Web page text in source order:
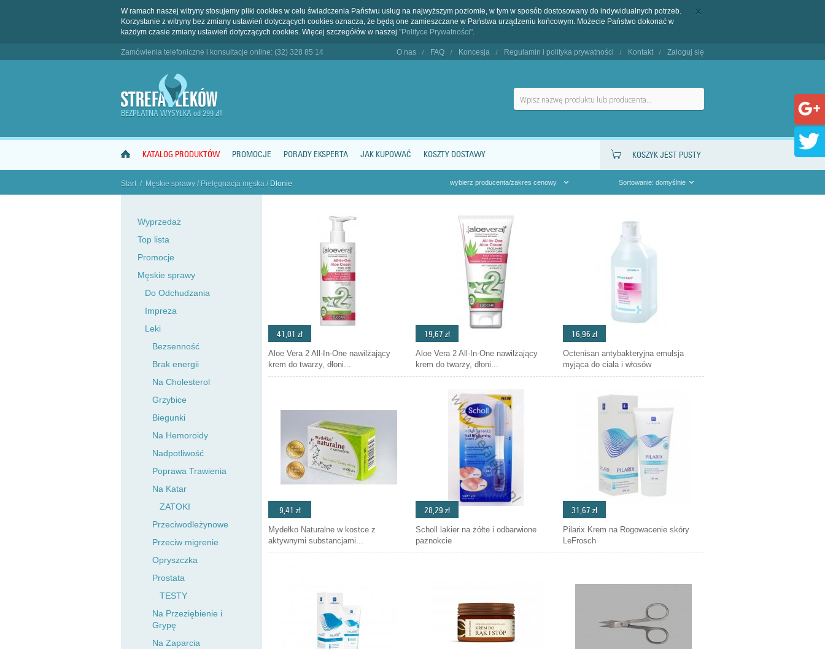
W ramach naszej witryny stosujemy pliki cookies w celu świadczenia Państwu usług na najwyższym poziomie, w tym w sposób dostosowany do indywidualnych potrzeb.
Korzystanie z witryny bez zmiany ustawień dotyczących cookies oznacza, że będą one zamieszczane w Państwa urządzeniu końcowym. Możecie Państwo dokonać w
każdym czasie zmiany ustawień dotyczących cookies. Więcej szczegółów w naszej "Polityce Prywatności".
Zamówienia telefoniczne i konsultacje online: (32) 328 85 14 O nas FAQ Koncesja Regulamin i polityka prywatności Kontakt Zaloguj się
BEZPŁATNA WYSYŁKA od 299 zł!
KOSZYK JEST PUSTY
KATALOG PRODUKTÓW PROMOCJE PORADY EKSPERTA JAK KUPOWAĆ KOSZTY DOSTAWY
Start / Męskie sprawy / Pielęgnacja męska / Dłonie
"
Wyprzedaż
Top lista
Promocje
Męskie sprawy
Do Odchudzania
Impreza
Leki
Bezsenność
Brak energii
Na Cholesterol
Grzybice
Biegunki
Na Hemoroidy
Nadpotliwość
Poprawa Trawienia
Na Katar
ZATOKI
Przeciwodleżynowe
Przeciw migrenie
Opryszczka
Prostata
TESTY
Na Przeziębienie i
Grypę
Na Zaparcia
Sortowanie: domyślnie
wybierz producenta/zakres cenowy
41,01 zł
Aloe Vera 2 All-In-One nawilżający
krem do twarzy, dłoni...
19,67 zł
Aloe Vera 2 All-In-One nawilżający
krem do twarzy, dłoni...
16,96 zł
Octenisan antybakteryjna emulsja
myjąca do ciała i włosów
9,41 zł
Mydełko Naturalne w kostce z
aktywnymi substancjami...
28,29 zł
Scholl lakier na żółte i odbarwione
paznokcie
31,67 zł
Pilarix Krem na Rogowacenie skóry
LeFrosch